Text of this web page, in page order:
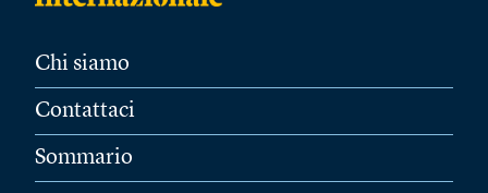
Chi siamo
Contattaci
Sommario